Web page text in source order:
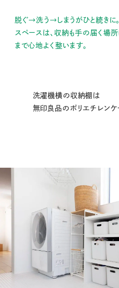
脱ぐ→洗う→しまうがひと続きに
スペースは、収納も手の届く場
まで心地よく整います。
洗濯機横の収納棚は
無印良品のポリエチレン